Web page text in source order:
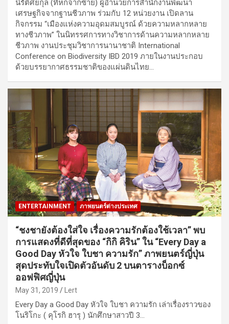
นิรัติศยกุล (ที่หกจากซ้าย) ผู้อำนวยการสำนักงานพัฒนา
เศรษฐกิจจากฐานชีวภาพ ร่วมกับ 12 หน่วยงาน เปิดลาน
กิจกรรม “เมืองแห่งความอุดมสมบูรณ์ ด้วยความหลากหลาย
ทางชีวภาพ” ในนิทรรศการทางวิชาการด้านความหลากหลาย
ชีวภาพ งานประชุมวิชาการนานาชาติ International
Conference on Biodiversity IBD 2019 ภายในงานประกอบ
ด้วยบรรยากาศธรรมชาติของแผ่นดินไทย…
ENTERTAINMENT ภาพยนตร์ต่างประเทศ
“ชงชายังต้องใส่ใจ เรื่องความรักต้องใช้เวลา” พบ
การแสดงที่ดีที่สุดของ “กิกิ คิริน” ใน “Every Day a
Good Day หัวใจ ใบชา ความรัก” ภาพยนตร์ญี่ปุ่น
สุดประทับใจเปิดตัวอันดับ 2 บนตารางบ็อกซ์
ออฟฟิศญี่ปุ่น
May 31, 2019 Lert
Every Day a Good Day หัวใจ ใบชา ความรัก เล่าเรื่องราวของ
โนริโกะ ( คุโรกิ ฮารุ ) นักศึกษาสาวปี 3…